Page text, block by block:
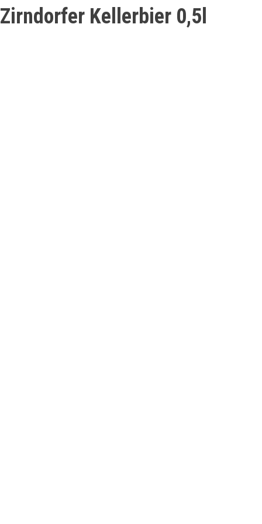
Zirndorfer Kellerbier 0,5l